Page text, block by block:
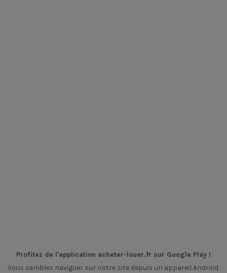
Profitez de l'application acheter-louer.fr sur Google Play !
Vous semblez naviguer sur notre site depuis un appareil Android.